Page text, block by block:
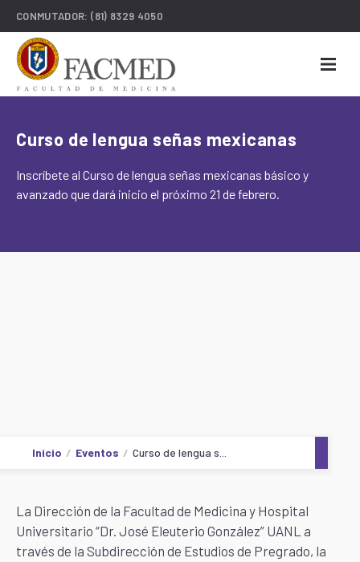
CONMUTADOR:(81) 8329 4050
Curso de lengua señas mexicanas
Inscríbete al Curso de lengua señas mexicanas básico y
avanzado que dará inicio el próximo 21 de febrero.
Inicio Eventos Curso de lengua s...
La Dirección de la Facultad de Medicina y Hospital
Universitario “Dr. José Eleuterio González” UANL a
través de la Subdirección de Estudios de Pregrado, la